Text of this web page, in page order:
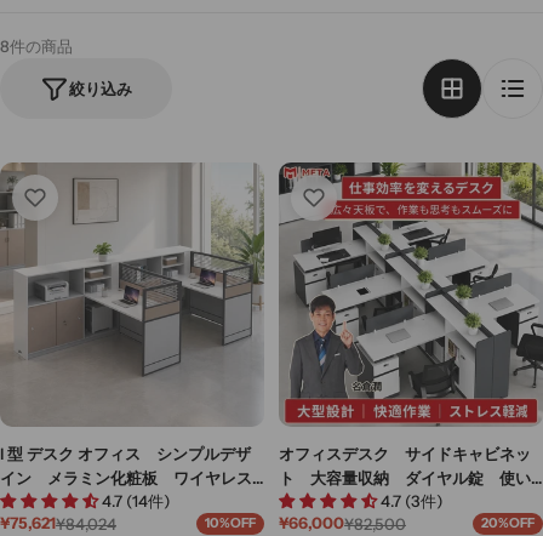
8件の商品
絞り込み
l 型 デスク オフィス シンプルデザ
イン メラミン化粧板 ワイヤレス
充電器 卓上パーテーション サイ
ドキャビネット シンプルデザイ
4.7 (14件)
セ
¥75,621
通
¥84,024 10%OFF
オフィスデスク サイドキャビネッ
ト 大容量収納 ダイヤル錠 使い
勝手 パネル付き シンプル ホワ
イト グレー カスタマイズ可能
4.7 (3件)
セ
¥66,000
通
¥82,500 20%OFF